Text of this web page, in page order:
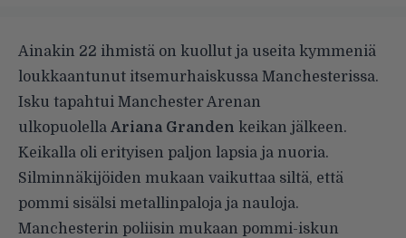
Ainakin 22 ihmistä on kuollut ja useita kymmeniä
loukkaantunut itsemurhaiskussa Manchesterissa.
Isku tapahtui Manchester Arenan
ulkopuolella Ariana Granden keikan jälkeen.
Keikalla oli erityisen paljon lapsia ja nuoria.
Silminnäkijöiden mukaan vaikuttaa siltä, että
pommi sisälsi metallinpaloja ja nauloja.
Manchesterin poliisin mukaan pommi-iskun